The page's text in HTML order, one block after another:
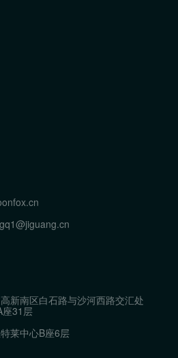
新南区白石路与沙河西路交汇处
座31层
莱中心B座6层